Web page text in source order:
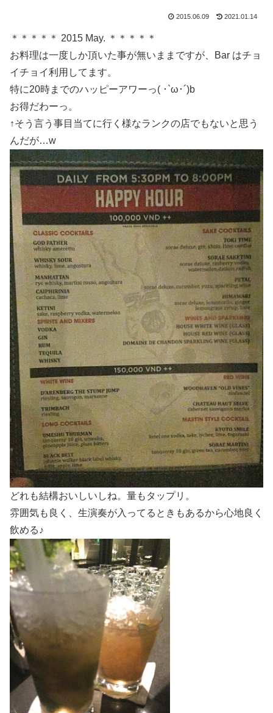
2015.06.09 2021.01.14
＊＊＊＊＊ 2015 May. ＊＊＊＊＊
お料理は一度しか頂いた事が無いままですが、Bar はチョ
イチョイ利用してます。
特に20時までのハッピーアワーっ( ･`ω･´)b
お得だわーっ。
↑そう言う事目当てに行く様なランクの店でもないと思う
んだが…w
どれも結構おいしいしね。量もタップリ。
雰囲気も良く、生演奏が入ってるときもあるから心地良く
飲める♪